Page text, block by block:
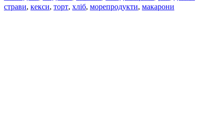
страви, кекси, торт, хліб, морепродукти, макарони